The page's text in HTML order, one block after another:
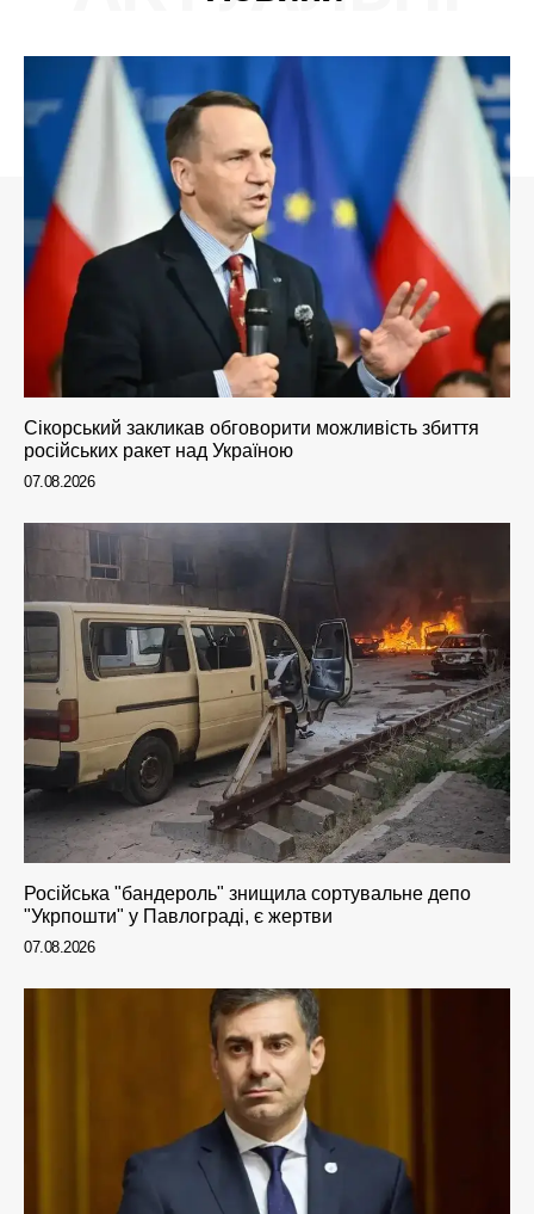
Сікорський закликав обговорити можливість збиття
російських ракет над Україною
07.08.2026
Російська "бандероль" знищила сортувальне депо
"Укрпошти" у Павлограді, є жертви
07.08.2026